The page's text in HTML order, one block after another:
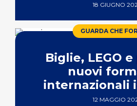
18 GIUGNO
GUARDA CHE
Biglie, LEGO
nuovi
internazionali
giochi12 MAGGIO